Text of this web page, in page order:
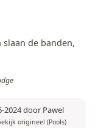
de banden,
2024 door Pawel
origineel (Pools)